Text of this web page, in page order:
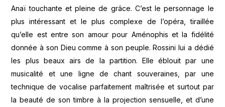
Anaï touchante et pleine de grâce. C’est le personnage le
plus intéressant et le plus complexe de l’opéra, tiraillée
qu’elle est entre son amour pour Aménophis et la fidélité
donnée à son Dieu comme à son peuple. Rossini lui a dédié
les plus beaux airs de la partition. Elle éblouit par une
musicalité et une ligne de chant souveraines, par une
technique de vocalise parfaitement maîtrisée et surtout par
la beauté de son timbre à la projection sensuelle, et d’une